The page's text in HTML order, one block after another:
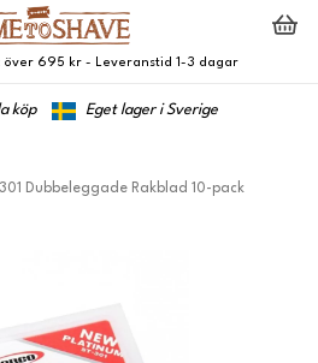
695 kr - Leveranstid 1-3 dagar
köp Eget lager i Sverige
Dubbeleggade Rakblad 10-pack